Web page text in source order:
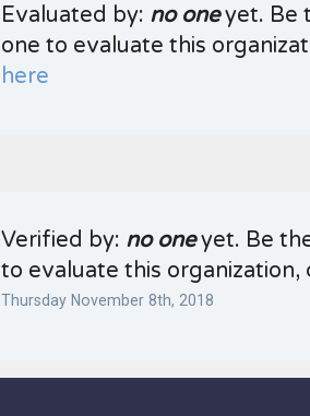
Evaluated by: no oneyet. Be
one to evaluate this
here
Verified by: no oneyet. Be
to evaluate this organization,
Thursday November 8th, 2018